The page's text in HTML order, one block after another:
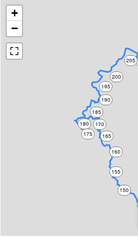
150
155
160
165
170
175
180
185
190
195
200
205
+
−